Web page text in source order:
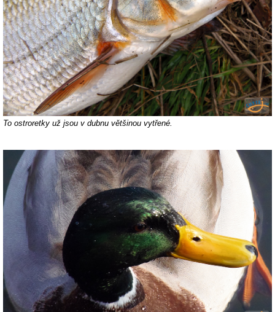
To ostroretky už jsou v dubnu většinou vytřené.